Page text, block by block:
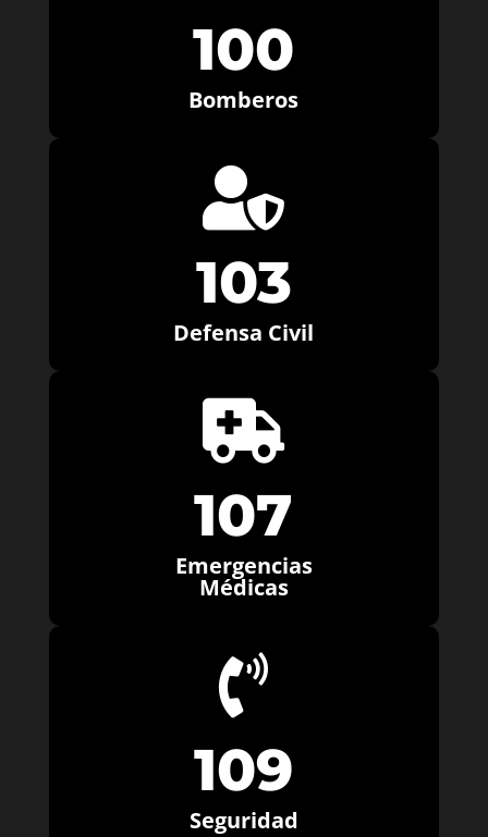
100
Bomberos

103
Defensa Civil

107
Emergencias
Médicas

109
Seguridad